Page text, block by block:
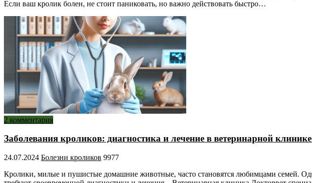
Если ваш кролик болен, не стоит паниковать, но важно действовать быстро…
2 комментария
Заболевания кроликов: диагностика и лечение в ветеринарной
24.07.2024 Болезни кроликов 9977
Кролики, милые и пушистые домашние животные, часто становятся любимцами семей.